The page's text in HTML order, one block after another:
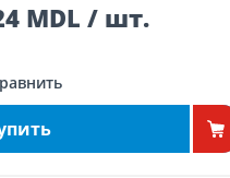
MDL / шт.